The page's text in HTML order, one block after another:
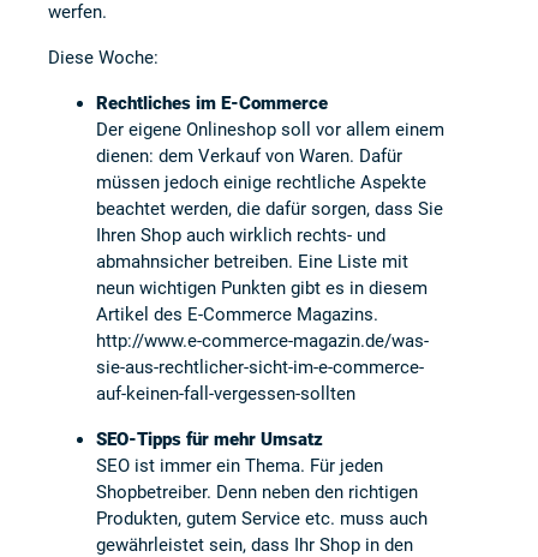
werfen.
Diese Woche:
Rechtliches im E-Commerce
Der eigene Onlineshop soll vor allem einem
dienen: dem Verkauf von Waren. Dafür
müssen jedoch einige rechtliche Aspekte
beachtet werden, die dafür sorgen, dass Sie
Ihren Shop auch wirklich rechts- und
abmahnsicher betreiben. Eine Liste mit
neun wichtigen Punkten gibt es in diesem
Artikel des E-Commerce Magazins.
http://www.e-commerce-magazin.de/was-
sie-aus-rechtlicher-sicht-im-e-commerce-
auf-keinen-fall-vergessen-sollten
SEO-Tipps für mehr Umsatz
SEO ist immer ein Thema. Für jeden
Shopbetreiber. Denn neben den richtigen
Produkten, gutem Service etc. muss auch
gewährleistet sein, dass Ihr Shop in den